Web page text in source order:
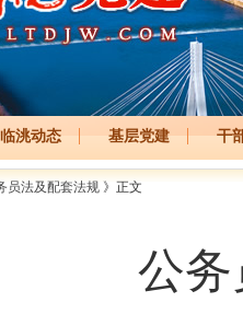
临洮动态 基层党建 干
员法及配套法规 》正文
公